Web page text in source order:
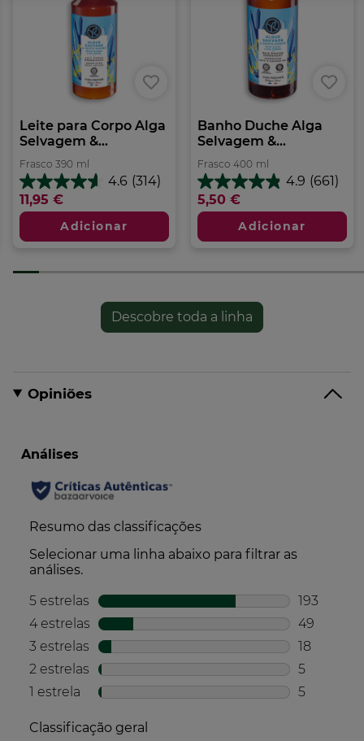
Formato: Tubo
Leite para Corpo Alga
Selvagem &...
Frasco 390 ml
4.6 (314)
4.6
em
5
estrelas.
314
11,95 €
Adicionar
Banho Duche Alga
Selvagem &...
Frasco 400 ml
4.9 (661)
4.9
em
5
estrelas.
661
5,50 €
Adicionar
Descobre toda a linha
Opiniões